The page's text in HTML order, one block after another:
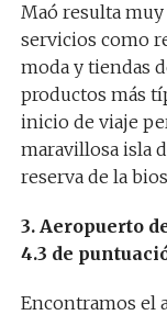
Maó resulta
servicios como
moda y tiendas
productos más
inicio de viaje
maravillosa isla
reserva de la
3. Aeropuerto
4.3 de
Encontramos el